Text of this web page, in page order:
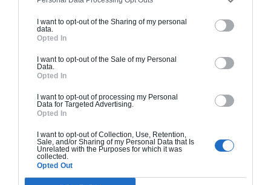
I want to opt-out of the Sharing of my personal
data.
Opted In
I want to opt-out of the Sale of my Personal
Data.
Opted In
I want to opt-out of processing my Personal
Data for Targeted Advertising.
Opted In
I want to opt-out of Collection, Use, Retention,
Sale, and/or Sharing of my Personal Data that Is
Unrelated with the Purposes for which it was
collected.
Opted Out
271 000€ TTC
Chiffrage estimatif pour : Fondations et normes
standards. Construction en bloc coffrant isolant
(RT 2020). Finitions haut de gamme. Le prix "clé